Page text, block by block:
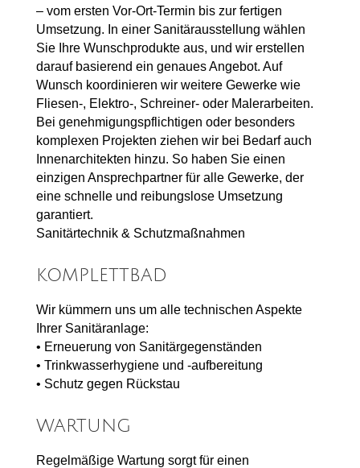
– vom ersten Vor-Ort-Termin bis zur fertigen
Umsetzung. In einer Sanitärausstellung wählen
Sie Ihre Wunschprodukte aus, und wir erstellen
darauf basierend ein genaues Angebot. Auf
Wunsch koordinieren wir weitere Gewerke wie
Fliesen-, Elektro-, Schreiner- oder Malerarbeiten.
Bei genehmigungspflichtigen oder besonders
komplexen Projekten ziehen wir bei Bedarf auch
Innenarchitekten hinzu. So haben Sie einen
einzigen Ansprechpartner für alle Gewerke, der
eine schnelle und reibungslose Umsetzung
garantiert.
Sanitärtechnik & Schutzmaßnahmen
KOMPLETTBAD
Wir kümmern uns um alle technischen Aspekte
Ihrer Sanitäranlage:
• Erneuerung von Sanitärgegenständen
• Trinkwasserhygiene und -aufbereitung
• Schutz gegen Rückstau
WARTUNG
Regelmäßige Wartung sorgt für einen